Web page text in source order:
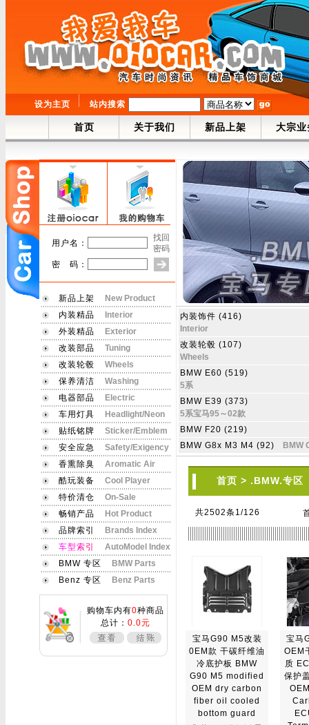
设为主页 站内搜索
首页 关于我们 新品上架 大宗业
用户名：
找回
密码
密 码：
新品上架
New Product
内装精品
Interior
外装精品
Exterior
改装部品
Tuning
改装轮毂
Wheels
保养清洁
Washing
电器部品
Electric
车用灯具
Headlight/Neon
贴纸铭牌
Sticker/Emblem
安全应急
Safety/Exigency
香熏除臭
Aromatic Air
酷玩装备
Cool Player
特价清仓
On-Sale
畅销产品
Hot Product
品牌索引
Brands Index
车型索引
AutoModel Index
BMW 专区
BMW Parts
Benz 专区
Benz Parts
购物车内有0种商品
总计： 0.0元
内装饰件 (416)
Interior
改装轮毂 (107)
Wheels
BMW E60 (519)
5系
BMW E39 (373)
5系宝马95～02款
BMW F20 (219)
BMW G8x M3 M4 (92)
BMW
首页 > .BMW.专区
共2502条1/126
宝马G90 M5改装
0EM款 干碳纤维油
冷底护板 BMW
G90 M5 modified
OEM dry carbon
fiber oil cooled
bottom guard
宝马
OEM
质
保护